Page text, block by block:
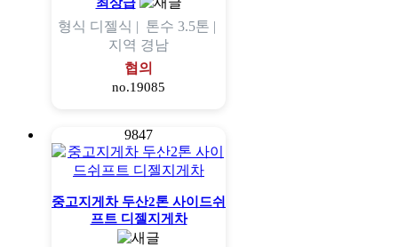
형식 디젤식 | 톤수 3.5톤 |
지역 경남
협의
no.19085
9847
중고지게차 두산2톤 사이드쉬
프트 디젤지게차